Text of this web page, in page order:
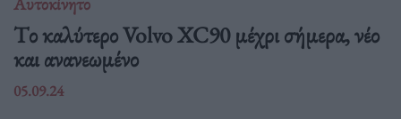
Tο καλύτερο Volvo XC90 μέχρι σήμερα, νέο
και ανανεωμένο
05.09.24